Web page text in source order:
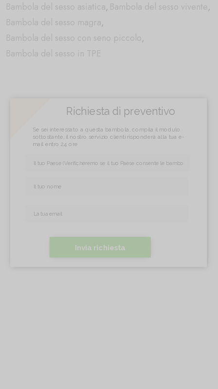
Bambola del sesso asiatica, Bambola del sesso vivente,
Bambola del sesso magra,
Bambola del sesso con seno piccolo,
Bambola del sesso in TPE
Richiesta di preventivo
Se sei interessato a questa bambola, compila il modulo
sottostante, il nostro servizio clienti risponderà alla tua e-
mail entro 24 ore
Invia richiesta